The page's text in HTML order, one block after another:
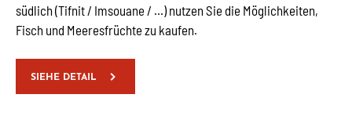
südlich (Tifnit / Imsouane / …) nutzen Sie die Möglichkeiten,
Fisch und Meeresfrüchte zu kaufen.
SIEHE DETAIL